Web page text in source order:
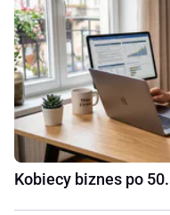
Kobiecy biznes po